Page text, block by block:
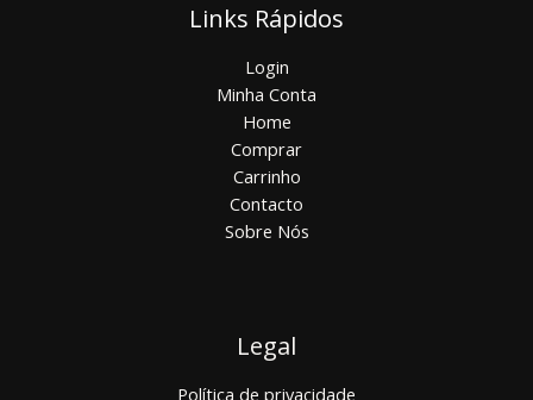
Links Rápidos
Login
Minha Conta
Home
Comprar
Carrinho
Contacto
Sobre Nós
Legal
Política de privacidade